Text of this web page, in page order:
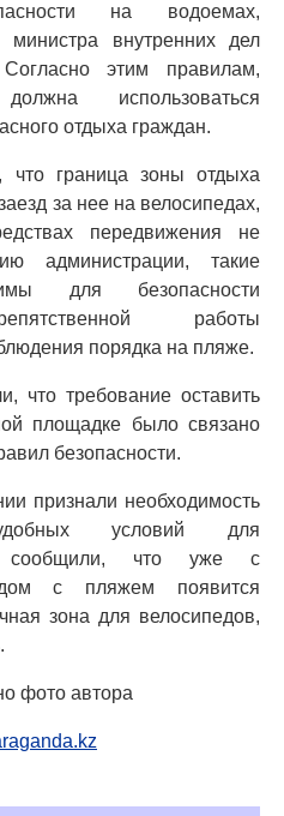
на водоемах,
министра внутренних дел
Согласно этим правилам,
использоваться
отдыха граждан.
что граница зоны отдыха
за нее на велосипедах,
передвижения не
администрации, такие
для безопасности
работы
порядка на пляже.
что требование оставить
площадке было связано
безопасности.
признали необходимость
условий для
сообщили, что уже с
с пляжем появится
зона для велосипедов,
фото автора